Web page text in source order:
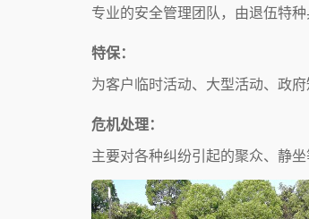
专业的安全管理团队，由退伍特
特保：
为客户临时活动、大型活动、政
危机处理：
主要对各种纠纷引起的聚众、静坐